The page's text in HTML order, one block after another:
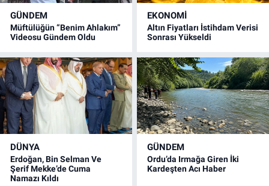
GÜNDEM
Müftülüğün “Benim Ahlakım”
Videosu Gündem Oldu
EKONOMİ
Altın Fiyatları İstihdam Verisi
Sonrası Yükseldi
DÜNYA
Erdoğan, Bin Selman Ve
Şerif Mekke’de Cuma
Namazı Kıldı
GÜNDEM
Ordu’da Irmağa Giren İki
Kardeşten Acı Haber